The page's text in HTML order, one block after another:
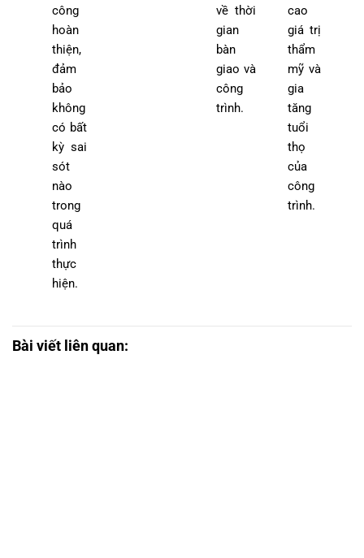
công
hoàn
thiện,
đảm
bảo
không
có bất
kỳ sai
sót
nào
trong
quá
trình
thực
hiện.
về thời
gian
bàn
giao và
công
trình.
cao
giá trị
thẩm
mỹ và
gia
tăng
tuổi
thọ
của
công
trình.
Bài viết liên quan: